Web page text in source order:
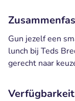
Gun jezelf een
lunch bij Teds
gerecht naar
Verfügbarkeit